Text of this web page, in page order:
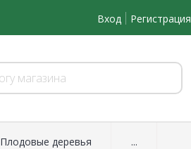
Вход Регистрация
Плодовые деревья ...